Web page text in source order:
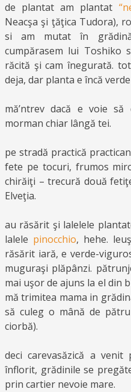
de plantat am plantat
Neacşa şi ţăţica Tudora),
si am mutat în
cumpărasem lui Toshiko
răcită şi cam înegurată.
deja, dar planta e încă
mă’ntrev dacă e voie
morman chiar lângă tei.
pe stradă practică
fete pe tocuri, frumos
chirăiţi – trecură două
Elveţia.
au răsărit şi lalelele
lalele pinocchio, hehe.
răsărit iară, e verde-
muguraşi plăpânzi.
mai uşor de ajuns la el din
mă trimitea mama in
să culeg o mână de
ciorbă).
deci carevasăzică a venit
înflorit, grădinile se
prin cartier nevoie mare.